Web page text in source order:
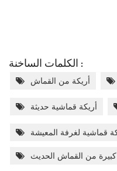
الكلمات الساخنة :
أريكة من القماش
أريكة قماشية حديثة
قماشية لغرفة المعيشة
كبيرة من القماش الحديث